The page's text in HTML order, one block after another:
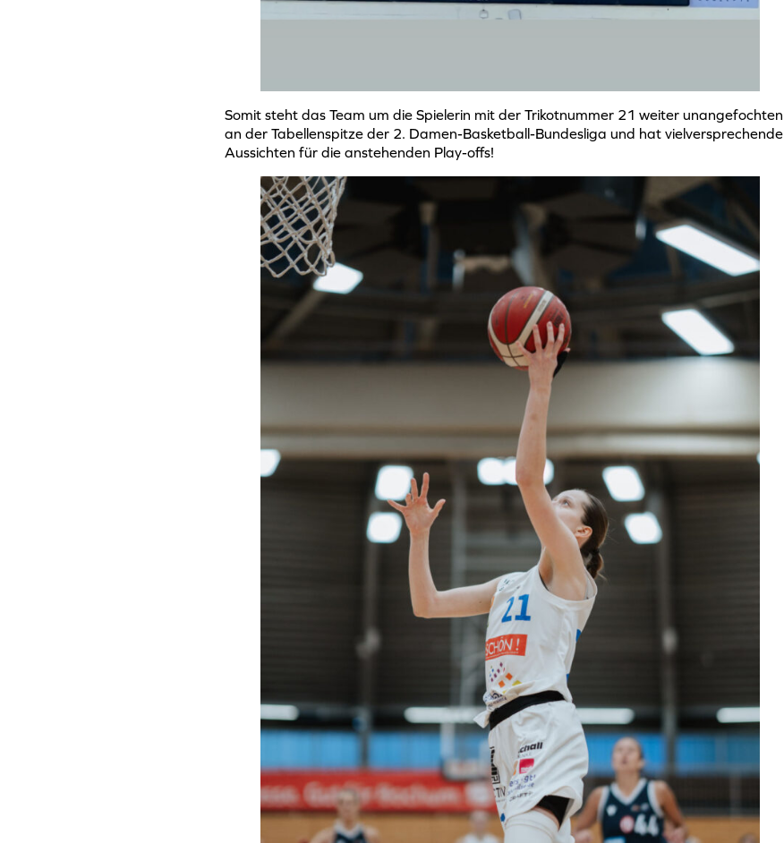
Somit steht das Team um die Spielerin mit der Trikotnummer 21 weiter unangefochten
an der Tabellenspitze der 2. Damen-Basketball-Bundesliga und hat vielversprechende
Aussichten für die anstehenden Play-offs!